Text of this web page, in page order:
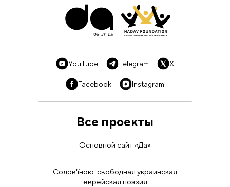
YouTube Telegram X
Facebook Instagram
Все проекты
Основной сайт «Да»
Солов'їною: свободная украинская
еврейская поэзия